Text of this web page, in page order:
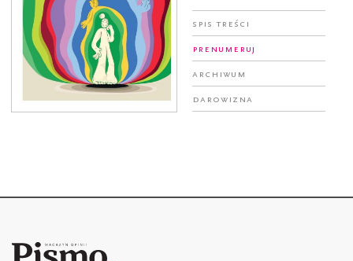
Spis treści
Prenumeruj
Archiwum
Darowizna